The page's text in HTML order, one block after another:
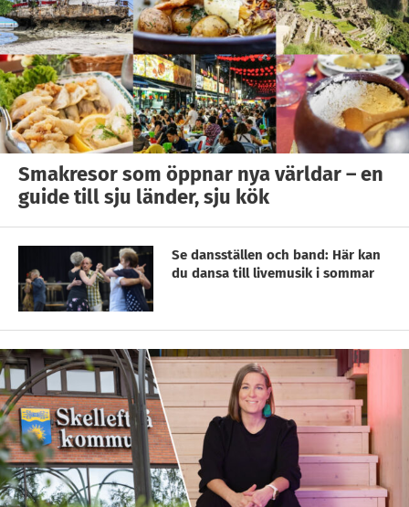
Smakresor som öppnar nya världar – en
guide till sju länder, sju kök
Se dansställen och band: Här kan
du dansa till livemusik i sommar